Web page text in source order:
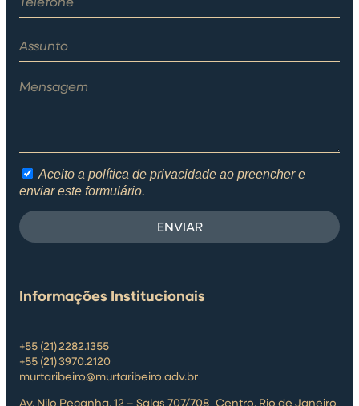
Aceito a política de privacidade ao preencher e
enviar este formulário.
ENVIAR
Informações Institucionais
+55 (21) 2282.1355
+55 (21) 3970.2120
murtaribeiro@murtaribeiro.adv.br
Av. Nilo Peçanha, 12 – Salas 707/708 Centro, Rio de Janeiro